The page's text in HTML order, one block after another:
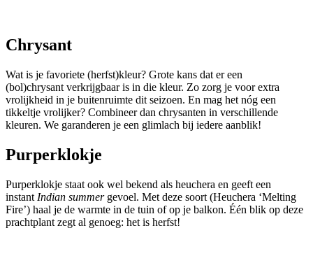
Chrysant
Wat is je favoriete (herfst)kleur? Grote kans dat er een
(bol)chrysant verkrijgbaar is in die kleur. Zo zorg je voor extra
vrolijkheid in je buitenruimte dit seizoen. En mag het nóg een
tikkeltje vrolijker? Combineer dan chrysanten in verschillende
kleuren. We garanderen je een glimlach bij iedere aanblik!
Purperklokje
Purperklokje staat ook wel bekend als heuchera en geeft een
instant Indian summer gevoel. Met deze soort (Heuchera ‘Melting
Fire’) haal je de warmte in de tuin of op je balkon. Één blik op deze
prachtplant zegt al genoeg: het is herfst!